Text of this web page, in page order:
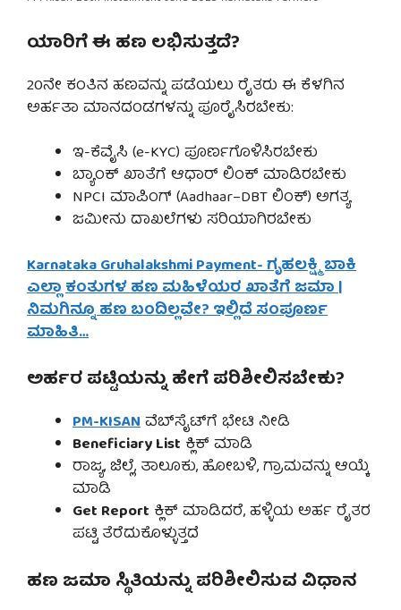
ಯಾರಿಗೆ ಈ ಹಣ ಲಭಿಸುತ್ತದೆ?
20ನೇ ಕಂತಿನ ಹಣವನ್ನು ಪಡೆಯಲು ರೈತರು ಈ ಕೆಳಗಿನ
ಅರ್ಹತಾ ಮಾನದಂಡಗಳನ್ನು ಪೂರೈಸಿರಬೇಕು:
ಇ-ಕೆವೈಸಿ (e-KYC) ಪೂರ್ಣಗೊಳಿಸಿರಬೇಕು
ಬ್ಯಾಂಕ್ ಖಾತೆಗೆ ಆಧಾರ್ ಲಿಂಕ್ ಮಾಡಿರಬೇಕು
NPCI ಮಾಪಿಂಗ್ (Aadhaar–DBT ಲಿಂಕ್) ಅಗತ್ಯ
ಜಮೀನು ದಾಖಲೆಗಳು ಸರಿಯಾಗಿರಬೇಕು
Karnataka Gruhalakshmi Payment- ಗೃಹಲಕ್ಷ್ಮಿ ಬಾಕಿ
ಎಲ್ಲಾ ಕಂತುಗಳ ಹಣ ಮಹಿಳೆಯರ ಖಾತೆಗೆ ಜಮಾ |
ನಿಮಗಿನ್ನೂ ಹಣ ಬಂದಿಲ್ಲವೇ? ಇಲ್ಲಿದೆ ಸಂಪೂರ್ಣ
ಮಾಹಿತಿ…
ಅರ್ಹರ ಪಟ್ಟಿಯನ್ನು ಹೇಗೆ ಪರಿಶೀಲಿಸಬೇಕು?
PM-KISANವೆಬ್‌ಸೈಟ್‌ಗೆ ಭೇಟಿ ನೀಡಿ
Beneficiary List ಕ್ಲಿಕ್ ಮಾಡಿ
ರಾಜ್ಯ, ಜಿಲ್ಲೆ, ತಾಲೂಕು, ಹೋಬಳಿ, ಗ್ರಾಮವನ್ನು ಆಯ್ಕೆ
ಮಾಡಿ
Get Report ಕ್ಲಿಕ್ ಮಾಡಿದರೆ, ಹಳ್ಳಿಯ ಅರ್ಹ ರೈತರ
ಪಟ್ಟಿ ತೆರೆದುಕೊಳ್ಳುತ್ತದೆ
ಹಣ ಜಮಾ ಸ್ಥಿತಿಯನ್ನು ಪರಿಶೀಲಿಸುವ ವಿಧಾನ